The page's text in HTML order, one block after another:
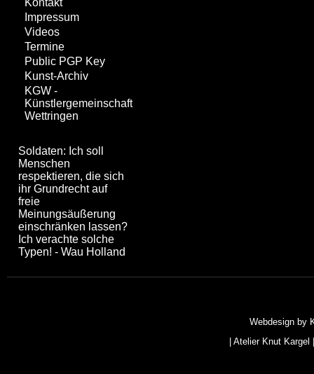
Kontakt
Impressum
Videos
Termine
Public PGP Key
Kunst-Archiv
KGW -
Künstlergemeinschaft
Wettringen
Soldaten: Ich soll
Menschen
respektieren, die sich
ihr Grundrecht auf
freie
Meinungsäußerung
einschränken lassen?
Ich verachte solche
Typen! - Wau Holland
Webdesign by
|Atelier Knut Kargel